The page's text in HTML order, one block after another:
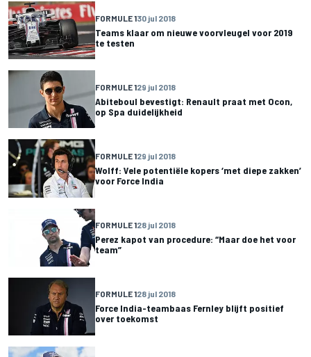
FORMULE 130 jul 2018
Teams klaar om nieuwe voorvleugel voor 2019
te testen
FORMULE 129 jul 2018
Abiteboul bevestigt: Renault praat met Ocon,
op Spa duidelijkheid
FORMULE 129 jul 2018
Wolff: Vele potentiële kopers ‘met diepe zakken’
voor Force India
FORMULE 128 jul 2018
Perez kapot van procedure: “Maar doe het voor
team”
FORMULE 128 jul 2018
Force India-teambaas Fernley blijft positief
over toekomst